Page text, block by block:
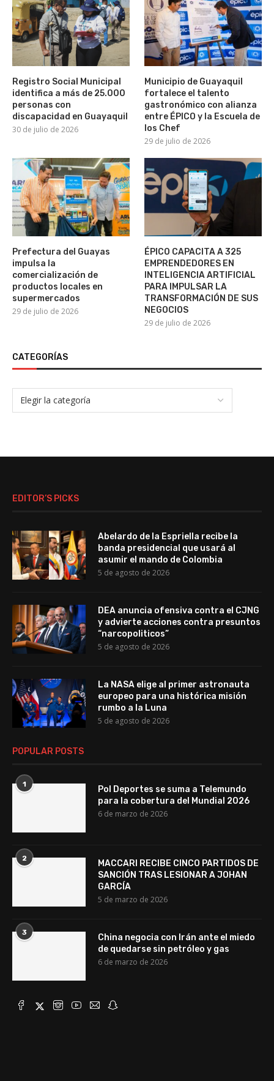
Registro Social Municipal
identifica a más de 25.000
personas con
discapacidad en Guayaquil
30 de julio de 2026
Municipio de Guayaquil
fortalece el talento
gastronómico con alianza
entre ÉPICO y la Escuela de
los Chef
29 de julio de 2026
Prefectura del Guayas
impulsa la
comercialización de
productos locales en
supermercados
29 de julio de 2026
ÉPICO CAPACITA A 325
EMPRENDEDORES EN
INTELIGENCIA ARTIFICIAL
PARA IMPULSAR LA
TRANSFORMACIÓN DE SUS
NEGOCIOS
29 de julio de 2026
CATEGORÍAS
EDITOR’S PICKS
Abelardo de la Espriella recibe la
banda presidencial que usará al
asumir el mando de Colombia
5 de agosto de 2026
DEA anuncia ofensiva contra el CJNG
y advierte acciones contra presuntos
“narcopoliticos”
5 de agosto de 2026
La NASA elige al primer astronauta
europeo para una histórica misión
rumbo a la Luna
5 de agosto de 2026
POPULAR POSTS
1
Pol Deportes se suma a Telemundo
para la cobertura del Mundial 2026
6 de marzo de 2026
2
MACCARI RECIBE CINCO PARTIDOS DE
SANCIÓN TRAS LESIONAR A JOHAN
GARCÍA
5 de marzo de 2026
3
China negocia con Irán ante el miedo
de quedarse sin petróleo y gas
6 de marzo de 2026